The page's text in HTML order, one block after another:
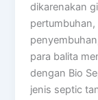
dikarenakan
para balita
dengan Bio
jenis septic